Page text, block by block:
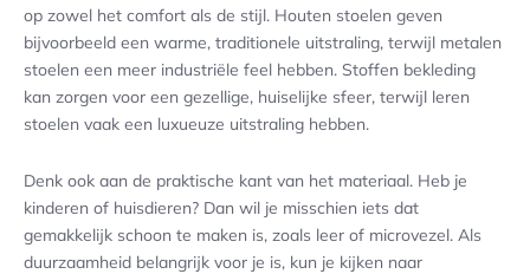
op zowel het comfort als de stijl. Houten stoelen geven
bijvoorbeeld een warme, traditionele uitstraling, terwijl metalen
stoelen een meer industriële feel hebben. Stoffen bekleding
kan zorgen voor een gezellige, huiselijke sfeer, terwijl leren
stoelen vaak een luxueuze uitstraling hebben.
Denk ook aan de praktische kant van het materiaal. Heb je
kinderen of huisdieren? Dan wil je misschien iets dat
gemakkelijk schoon te maken is, zoals leer of microvezel. Als
duurzaamheid belangrijk voor je is, kun je kijken naar